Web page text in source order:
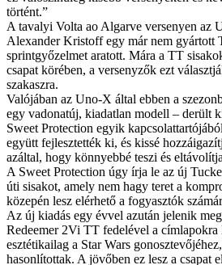
történt.”
A tavalyi Volta ao Algarve versenyen az
Alexander Kristoff egy már nem gyártott
sprintgyőzelmet aratott. Mára a TT
csapat körében, a versenyzők ezt
szakaszra.
Valójában az Uno-X által ebben a
egy vadonatúj, kiadatlan modell – derült
Sweet Protection egyik
együtt fejlesztették ki, és kissé
azáltal, hogy könnyebbé teszi és
A Sweet Protection úgy írja le az új
úti sisakot, amely nem hagy teret a
közepén lesz elérhető a fogyasztók
Az új kiadás egy évvel azután jelenik
Redeemer 2Vi TT fedelével a címlapokra
esztétikailag a Star Wars
hasonlítottak. A jövőben ez lesz a csapat